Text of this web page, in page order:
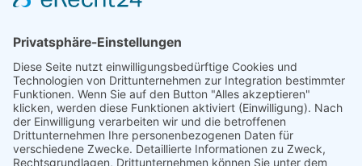
Energetische
Sanierung Bayern
Maximale Energieeffizienz für Ihr
Unternehmen
Willkommen bei Energetische Sanierung Bayern –